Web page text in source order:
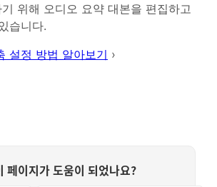
위해 오디오 요약 대본을 편집하고
습니다.
설정 방법 알아보기 ›
페이지가 도움이 되었나요?